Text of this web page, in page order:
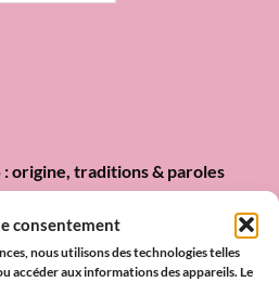
consentement
nous utilisons des technologies telles
accéder aux informations des appareils. Le
origine, traditions & paroles
des Marches des Fiertés en